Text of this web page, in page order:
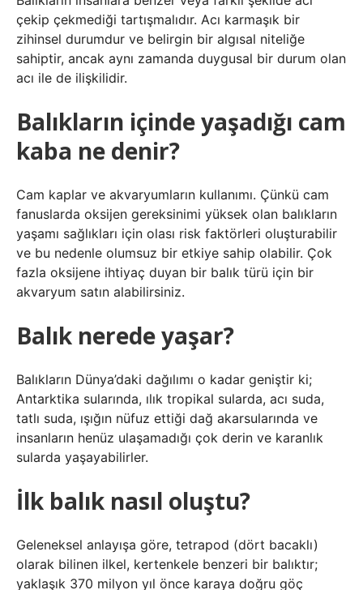
çekip çekmediği tartışmalıdır. Acı karmaşık bir
zihinsel durumdur ve belirgin bir algısal niteliğe
sahiptir, ancak aynı zamanda duygusal bir durum olan
acı ile de ilişkilidir.
Balıkların içinde yaşadığı cam
kaba ne denir?
Cam kaplar ve akvaryumların kullanımı. Çünkü cam
fanuslarda oksijen gereksinimi yüksek olan balıkların
yaşamı sağlıkları için olası risk faktörleri oluşturabilir
ve bu nedenle olumsuz bir etkiye sahip olabilir. Çok
fazla oksijene ihtiyaç duyan bir balık türü için bir
akvaryum satın alabilirsiniz.
Balık nerede yaşar?
Balıkların Dünya’daki dağılımı o kadar geniştir ki;
Antarktika sularında, ılık tropikal sularda, acı suda,
tatlı suda, ışığın nüfuz ettiği dağ akarsularında ve
insanların henüz ulaşamadığı çok derin ve karanlık
sularda yaşayabilirler.
İlk balık nasıl oluştu?
Geleneksel anlayışa göre, tetrapod (dört bacaklı)
olarak bilinen ilkel, kertenkele benzeri bir balıktır;
yaklaşık 370 milyon yıl önce karaya doğru göç